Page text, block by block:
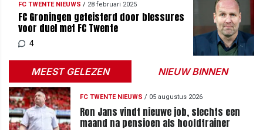
FC TWENTE NIEUWS / 28 februari 2025
FC Groningen geteisterd door blessures
voor duel met FC Twente
4
MEEST GELEZEN NIEUW BINNEN
FC TWENTE NIEUWS / 05 augustus 2026
Ron Jans vindt nieuwe job, slechts een
maand na pensioen als hoofdtrainer